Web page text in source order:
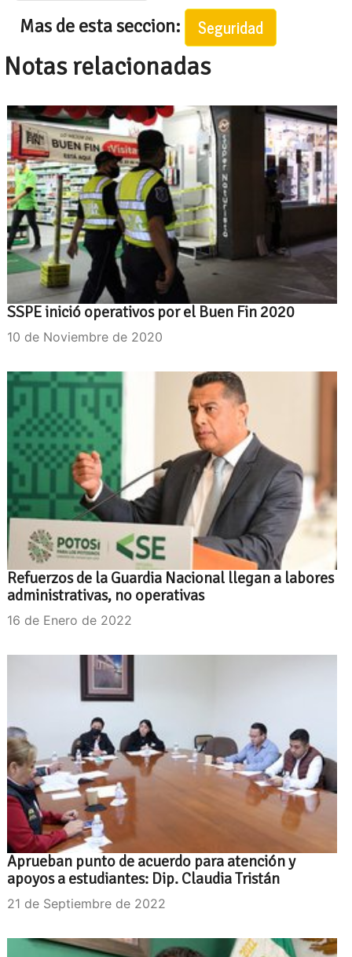
Mas de esta seccion: Seguridad
Notas relacionadas
SSPE inició operativos por el Buen Fin 2020
10 de Noviembre de 2020
Refuerzos de la Guardia Nacional llegan a labores
administrativas, no operativas
16 de Enero de 2022
Aprueban punto de acuerdo para atención y
apoyos a estudiantes: Dip. Claudia Tristán
21 de Septiembre de 2022